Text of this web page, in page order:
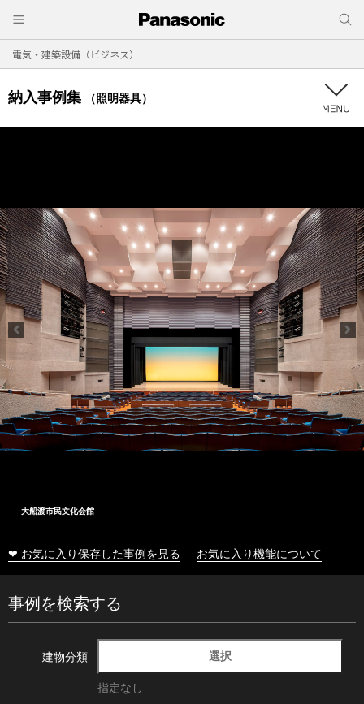
電気・建築設備（ビジネス）
納入事例集 （照明器具）
大船渡市民文化会館
❤ お気に入り保存した事例を見る お気に入り機能について
事例を検索する
建物分類 選択
指定なし